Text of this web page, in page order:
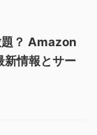
？ Amazon
新情報とサー